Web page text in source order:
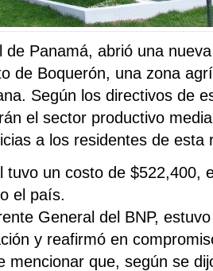
de Panamá, abrió una
de Boquerón, una zona
Según los directivos de
el sector productivo
a los residentes de esta
tuvo un costo de $522,400,
el país.
General del BNP,
y reafirmó en
mencionar que, según se